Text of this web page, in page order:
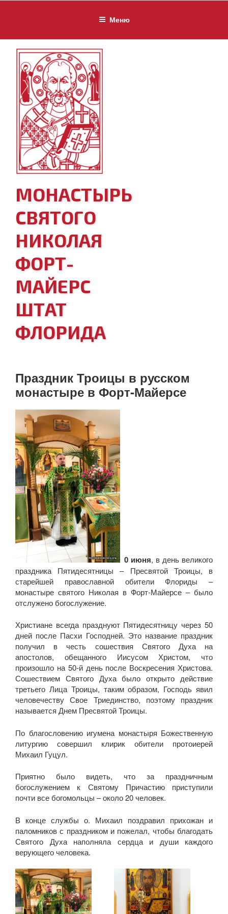
Меню
МОНАСТЫРЬ
СВЯТОГО
НИКОЛАЯ
ФОРТ-
МАЙЕРС
ШТАТ
ФЛОРИДА
Праздник Троицы в русском
монастыре в Форт-Майерсе
20 июня, в день великого
праздника Пятидесятницы – Пресвятой Троицы, в
старейшей православной обители Флориды –
монастыре святого Николая в Форт-Майерсе – было
отслужено богослужение.
Христиане всегда празднуют Пятидесятницу через 50
дней после Пасхи Господней. Это название праздник
получил в честь сошествия Святого Духа на
апостолов, обещанного Иисусом Христом, что
произошло на 50-й день после Воскресения Христова.
Сошествием Святого Духа было открыто действие
третьего Лица Троицы, таким образом, Господь явил
человечеству Свое Триединство, поэтому праздник
называется Днем Пресвятой Троицы.
По благословению игумена монастыря Божественную
литургию совершил клирик обители протоиерей
Михаил Гуцул.
Приятно было видеть, что за праздничным
богослужением к Святому Причастию приступили
почти все богомольцы – около 20 человек.
В конце службы о. Михаил поздравил прихожан и
паломников с праздником и пожелал, чтобы благодать
Святого Духа наполняла сердца и души каждого
верующего человека.